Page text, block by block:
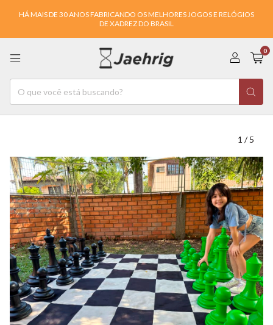
HÁ MAIS DE 30 ANOS FABRICANDO OS MELHORES JOGOS E RELÓGIOS
DE XADREZ DO BRASIL
0
1 /5